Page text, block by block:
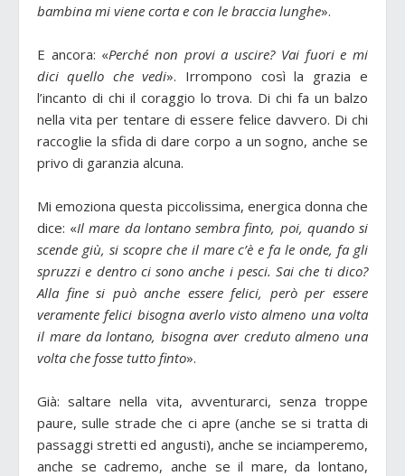
bambina mi viene corta e con le braccia lunghe».
E ancora: «Perché non provi a uscire? Vai fuori e mi
dici quello che vedi». Irrompono così la grazia e
l’incanto di chi il coraggio lo trova. Di chi fa un balzo
nella vita per tentare di essere felice davvero. Di chi
raccoglie la sfida di dare corpo a un sogno, anche se
privo di garanzia alcuna.
Mi emoziona questa piccolissima, energica donna che
dice: «Il mare da lontano sembra finto, poi, quando si
scende giù, si scopre che il mare c’è e fa le onde, fa gli
spruzzi e dentro ci sono anche i pesci. Sai che ti dico?
Alla fine si può anche essere felici, però per essere
veramente felici bisogna averlo visto almeno una volta
il mare da lontano, bisogna aver creduto almeno una
volta che fosse tutto finto».
Già: saltare nella vita, avventurarci, senza troppe
paure, sulle strade che ci apre (anche se si tratta di
passaggi stretti ed angusti), anche se inciamperemo,
anche se cadremo, anche se il mare, da lontano,